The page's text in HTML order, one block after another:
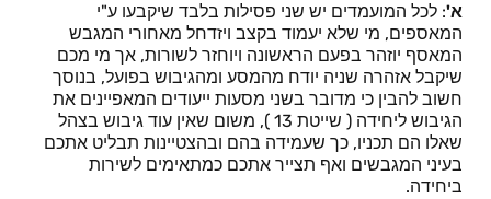
א': לכל המועמדים יש שני פסילות בלבד שיקבעו ע"י
המאספים, מי שלא יעמוד בקצב ויזדחל מאחורי המגבש
המאסף יוזהר בפעם הראשונה ויוחזר לשורות, אך מי מכם
שיקבל אזהרה שניה יודח מהמסע ומהגיבוש בפועל, בנוסך
חשוב להבין כי מדובר בשני מסעות ייעודים המאפיינים את
הגיבוש ליחידה ( שייטת 13 ), משום שאין עוד גיבוש בצהל
שאלו הם תכניו, כך שעמידה בהם ובהצטיינות תבליט אתכם
בעיני המגבשים ואף תצייר אתכם כמתאימים לשירות
ביחידה.